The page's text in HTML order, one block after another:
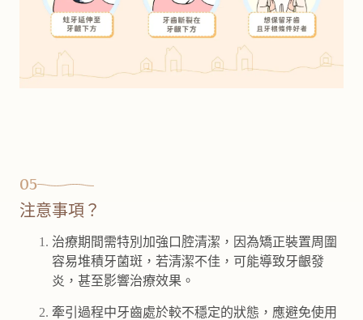
05
注意事項？
治療期間需特別加強口腔清潔，因為矯正裝置周圍
容易堆積牙菌斑，若清潔不佳，可能導致牙齦發
炎，甚至影響治療效果。
牽引過程中牙齒處於較不穩定的狀態，應避免使用